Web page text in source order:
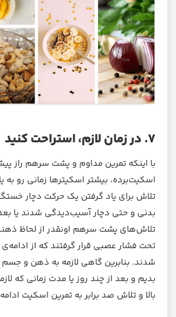
۷. در زمان لازم، استراحت کنید
با اینکه تمرین مداوم و پشت سرهم راز
اسکیت‌برده، بیشتر اسکیترها زمانی رو به
تلاش برای یاد گرفتن یک حرکت دچار
بدنی و حتی دچار آسیب‌دیدگی شدند یا
تلاش‌های پشت سرهم اونقدر از لحاظ
تحت فشار عصبی قرار گرفتند که از ادامه‌ی
شدند. بنابرین گاهی لازمه به ذهن و
بدیم و بعد از چند روز یا مدت زمانی که
بالا و تلاش صد برابر به تمرین اسکیت